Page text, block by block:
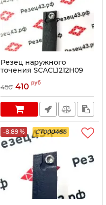
Резец наружного
точения SCACL1212H09
450 410 руб
-8.89 % CT000466